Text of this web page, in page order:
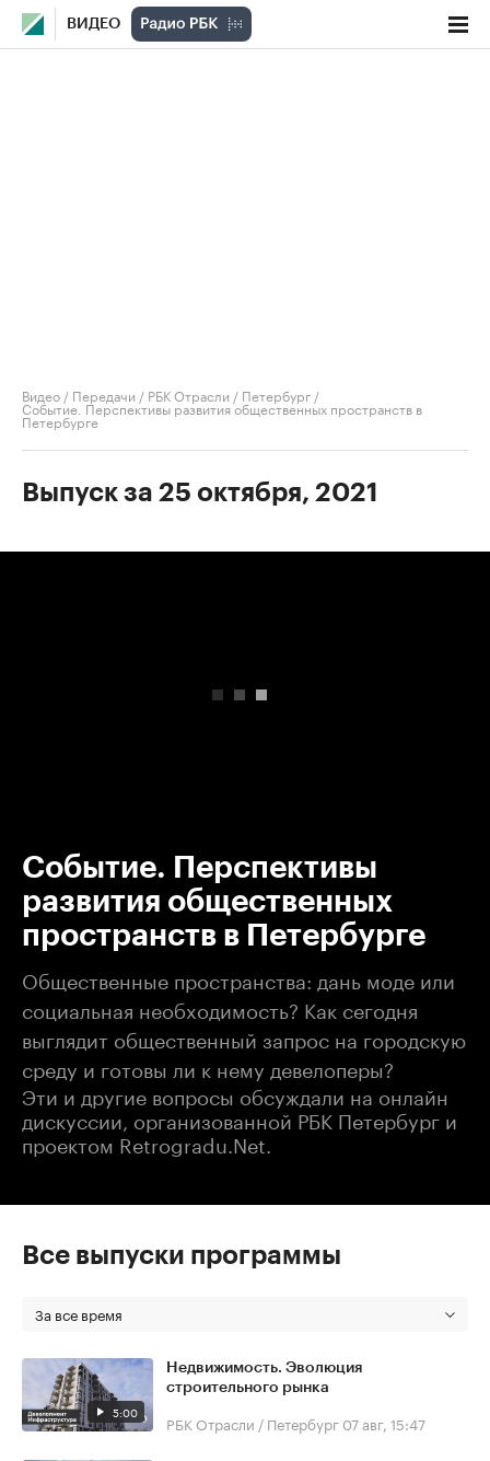
ВИДЕО
Видео / Передачи / РБК Отрасли / Петербург /
Событие. Перспективы развития общественных пространств в
Петербурге
Выпуск за 25 октября, 2021
Событие. Перспективы
развития общественных
пространств в Петербурге
Общественные пространства: дань моде или
социальная необходимость? Как сегодня
выглядит общественный запрос на городскую
среду и готовы ли к нему девелоперы?
Эти и другие вопросы обсуждали на онлайн
дискуссии, организованной РБК Петербург и
проектом Retrogradu.Net.
Все выпуски программы
За все время
5:00
Недвижимость. Эволюция
строительного рынка
РБК Отрасли / Петербург 07 авг, 15:47